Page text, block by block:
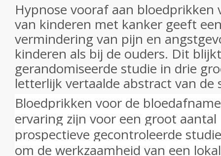
Hypnose vooraf aan bloedprikken
van kinderen met kanker geeft
vermindering van pijn en
kinderen als bij de ouders. Dit
gerandomiseerde studie in drie
letterlijk vertaalde abstract van de
Bloedprikken voor de
ervaring zijn voor een groot
prospectieve gecontroleerde
om de werkzaamheid van een